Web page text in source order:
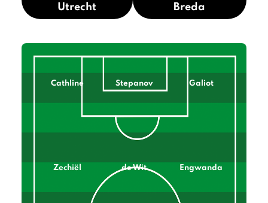
Utrecht
Breda
Cathline Stepanov Galiot
Zechiël de Wit Engwanda